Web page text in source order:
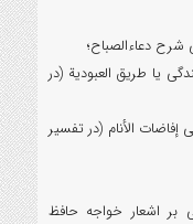
یا طریق العبودیة (در
إفاضات الأنام (در تفسير
بر اشعار خواجه حافظ